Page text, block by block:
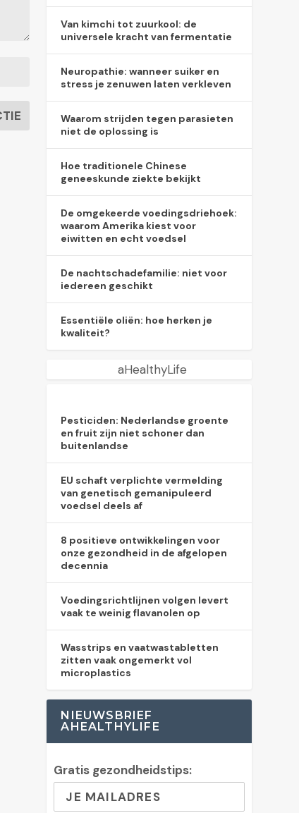
Van kimchi tot zuurkool: de
universele kracht van fermentatie
Neuropathie: wanneer suiker en
stress je zenuwen laten verkleven
Waarom strijden tegen parasieten
niet de oplossing is
Hoe traditionele Chinese
geneeskunde ziekte bekijkt
De omgekeerde voedingsdriehoek:
waarom Amerika kiest voor
eiwitten en echt voedsel
De nachtschadefamilie: niet voor
iedereen geschikt
Essentiële oliën: hoe herken je
kwaliteit?
aHealthyLife
Pesticiden: Nederlandse groente
en fruit zijn niet schoner dan
buitenlandse
EU schaft verplichte vermelding
van genetisch gemanipuleerd
voedsel deels af
8 positieve ontwikkelingen voor
onze gezondheid in de afgelopen
decennia
Voedingsrichtlijnen volgen levert
vaak te weinig flavanolen op
Wasstrips en vaatwastabletten
zitten vaak ongemerkt vol
microplastics
NIEUWSBRIEF
AHEALTHYLIFE
Gratis gezondheidstips: